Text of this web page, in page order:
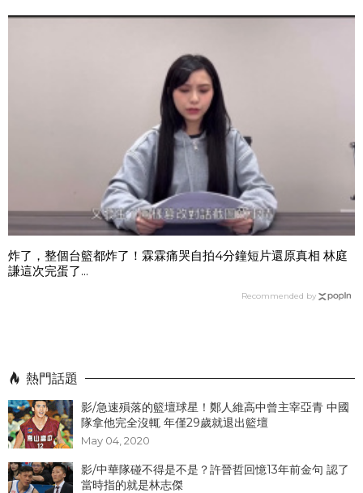
炸了，整個台籃都炸了！霖霖痛哭自拍4分鐘短片還原真相 林庭
謙這次完蛋了...
Recommended by
熱門話題
影/急速殞落的籃壇球星！鄭人維高中曾主宰亞青 中國
隊拿他完全沒輒 年僅29歲就退出籃壇
May 04, 2020
影/中華隊碰不得是不是？許晉哲回憶13年前金句 認了
當時指的就是林志傑